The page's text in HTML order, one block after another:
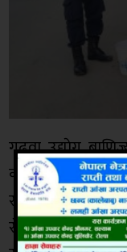
गढवा उद्याेग
कार्यालय गढवा
सहयाेग एवं
सेताे मार्किङ्ग